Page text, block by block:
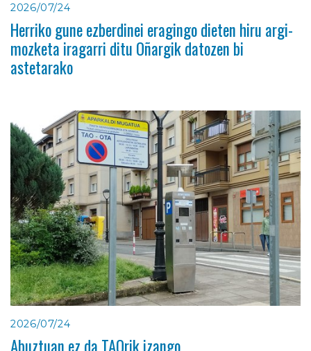
2026/07/24
Herriko gune ezberdinei eragingo dieten hiru argi-
mozketa iragarri ditu Oñargik datozen bi
astetarako
2026/07/24
Abuztuan ez da TAOrik izango